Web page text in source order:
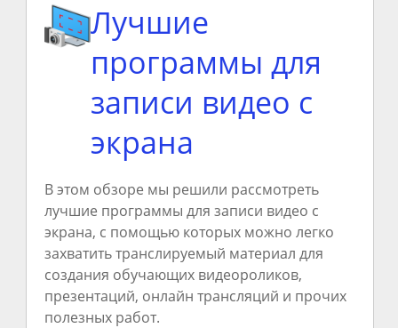
Лучшие
программы для
записи видео с
экрана
В этом обзоре мы решили рассмотреть
лучшие программы для записи видео с
экрана, с помощью которых можно легко
захватить транслируемый материал для
создания обучающих видеороликов,
презентаций, онлайн трансляций и прочих
полезных работ.